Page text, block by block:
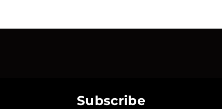
Subscribe